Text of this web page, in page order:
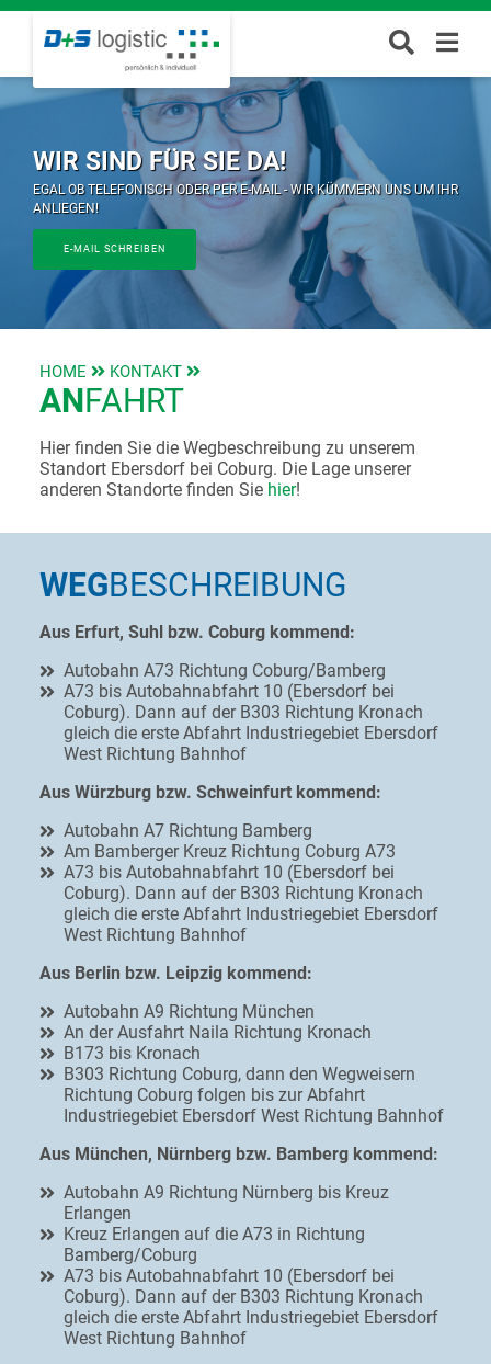
WIR SIND FÜR SIE DA!
EGAL OB TELEFONISCH ODER PER E-MAIL - WIR KÜMMERN UNS UM IHR
ANLIEGEN!
E-MAIL SCHREIBEN
HOME KONTAKT
AN­FAHRT
Hier finden Sie die Wegbeschreibung zu unserem
Standort Ebersdorf bei Coburg. Die Lage unserer
anderen Standorte finden Sie hier!
WEG­BESCHREIBUNG
Aus Erfurt, Suhl bzw. Coburg kommend:
Autobahn A73 Richtung Coburg/Bamberg
A73 bis Autobahnabfahrt 10 (Ebersdorf bei
Coburg). Dann auf der B303 Richtung Kronach
gleich die erste Abfahrt Industriegebiet Ebersdorf
West Richtung Bahnhof
Aus Würzburg bzw. Schweinfurt kommend:
Autobahn A7 Richtung Bamberg
Am Bamberger Kreuz Richtung Coburg A73
A73 bis Autobahnabfahrt 10 (Ebersdorf bei
Coburg). Dann auf der B303 Richtung Kronach
gleich die erste Abfahrt Industriegebiet Ebersdorf
West Richtung Bahnhof
Aus Berlin bzw. Leipzig kommend:
Autobahn A9 Richtung München
An der Ausfahrt Naila Richtung Kronach
B173 bis Kronach
B303 Richtung Coburg, dann den Wegweisern
Richtung Coburg folgen bis zur Abfahrt
Industriegebiet Ebersdorf West Richtung Bahnhof
Aus München, Nürnberg bzw. Bamberg kommend:
Autobahn A9 Richtung Nürnberg bis Kreuz
Erlangen
Kreuz Erlangen auf die A73 in Richtung
Bamberg/Coburg
A73 bis Autobahnabfahrt 10 (Ebersdorf bei
Coburg). Dann auf der B303 Richtung Kronach
gleich die erste Abfahrt Industriegebiet Ebersdorf
West Richtung Bahnhof